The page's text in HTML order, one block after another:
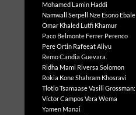
Mohamed Lamin Haddi
Namwall Serpell Nze Esono Ebale
Omar Khaled Lutfi Khamur
Paco Belmonte Ferrer Perenco
Pere Ortin Rafeeat Aliyu
Remo Candia Guevara.
Ridha Mami Riversa Solomon
Rokia KoneShahram Khosravi
Tlotlo TsamaaseVasili Grossman:
Víctor Campos Vera Wema
Yamen Manai